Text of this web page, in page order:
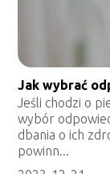
Jak wybrać
Jeśli chodzi o
wybór
dbania o ich
powinn...